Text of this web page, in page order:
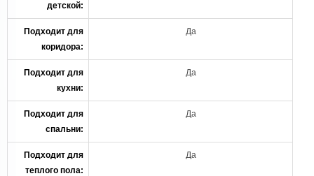
детской:
Подходит для
коридора:
Да
Подходит для
кухни:
Да
Подходит для
спальни:
Да
Подходит для
теплого пола:
Да